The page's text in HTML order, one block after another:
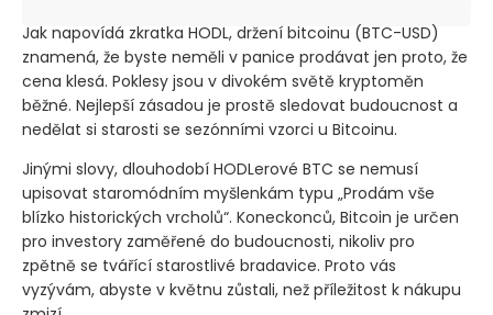
Jak napovídá zkratka HODL, držení bitcoinu (BTC-USD)
znamená, že byste neměli v panice prodávat jen proto, že
cena klesá. Poklesy jsou v divokém světě kryptoměn
běžné. Nejlepší zásadou je prostě sledovat budoucnost a
nedělat si starosti se sezónními vzorci u Bitcoinu.
Jinými slovy, dlouhodobí HODLerové BTC se nemusí
upisovat staromódním myšlenkám typu „Prodám vše
blízko historických vrcholů“. Koneckonců, Bitcoin je určen
pro investory zaměřené do budoucnosti, nikoliv pro
zpětně se tvářící starostlivé bradavice. Proto vás
vyzývám, abyste v květnu zůstali, než příležitost k nákupu